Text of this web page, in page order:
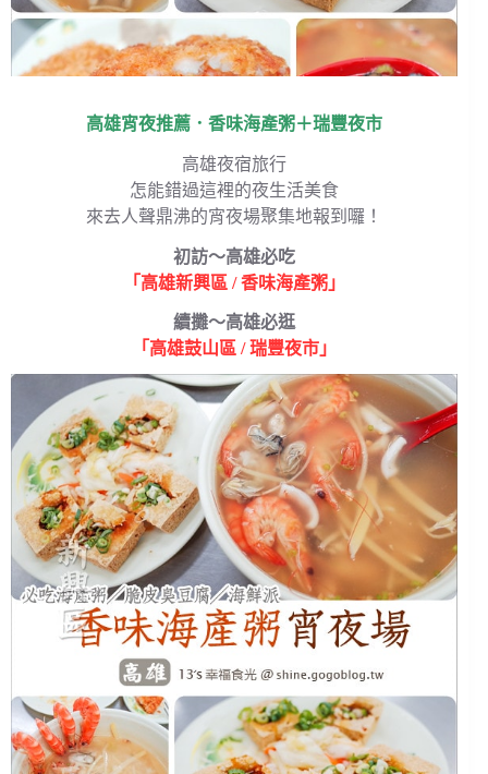
高雄宵夜推薦．香味海產粥＋瑞豐夜市
高雄夜宿旅行
怎能錯過這裡的夜生活美食
來去人聲鼎沸的宵夜場聚集地報到囉！
初訪～高雄必吃
「高雄新興區 / 香味海產粥」
續攤～高雄必逛
「高雄鼓山區 / 瑞豐夜市」